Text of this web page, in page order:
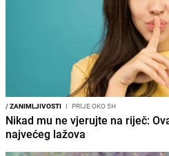
/ZANIMLJIVOSTI I PRIJE OKO 5H
Nikad mu ne vjerujte na riječ:
najvećeg lažova